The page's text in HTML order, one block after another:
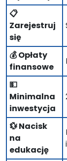
📋
Zarejestruj
się
💰 Opłaty
finansowe
💵
Minimalna
inwestycja
💱 Nacisk
na
edukację